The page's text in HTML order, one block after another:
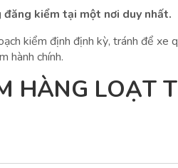
kiểm tại một nơi duy nhất.
kiểm định định kỳ, tránh để xe
hành chính.
HÀNG LOẠT